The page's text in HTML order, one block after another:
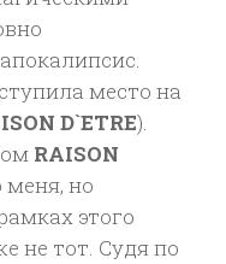
место на
D`ETRE).
RAISON
но
этого
не тот. Судя по